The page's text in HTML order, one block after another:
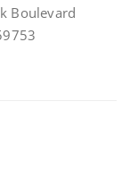
Boulevard